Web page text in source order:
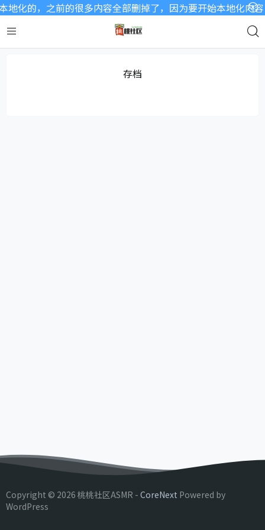
化的，之前的很多内容全部删掉了，因为要开始本地化
存档
Copyright © 2026 桃桃社区ASMR - CoreNext Powered by
WordPress